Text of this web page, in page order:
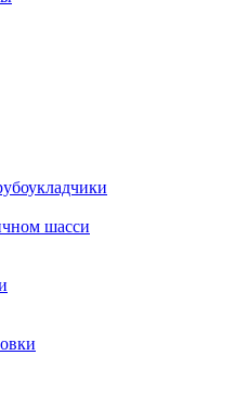
шасси